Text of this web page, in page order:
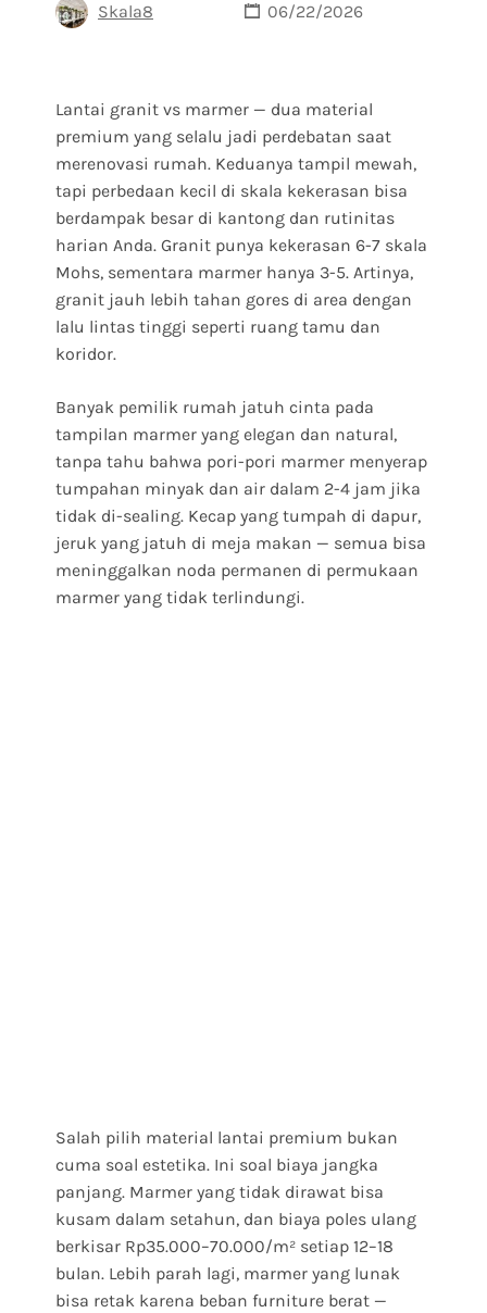
Skala8 06/22/2026
Lantai granit vs marmer — dua material
premium yang selalu jadi perdebatan saat
merenovasi rumah. Keduanya tampil mewah,
tapi perbedaan kecil di skala kekerasan bisa
berdampak besar di kantong dan rutinitas
harian Anda. Granit punya kekerasan 6-7 skala
Mohs, sementara marmer hanya 3-5. Artinya,
granit jauh lebih tahan gores di area dengan
lalu lintas tinggi seperti ruang tamu dan
koridor.
Banyak pemilik rumah jatuh cinta pada
tampilan marmer yang elegan dan natural,
tanpa tahu bahwa pori-pori marmer menyerap
tumpahan minyak dan air dalam 2-4 jam jika
tidak di-sealing. Kecap yang tumpah di dapur,
jeruk yang jatuh di meja makan — semua bisa
meninggalkan noda permanen di permukaan
marmer yang tidak terlindungi.
Salah pilih material lantai premium bukan
cuma soal estetika. Ini soal biaya jangka
panjang. Marmer yang tidak dirawat bisa
kusam dalam setahun, dan biaya poles ulang
berkisar Rp35.000–70.000/m² setiap 12–18
bulan. Lebih parah lagi, marmer yang lunak
bisa retak karena beban furniture berat —